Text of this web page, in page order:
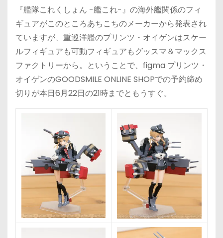
『艦隊これくしょん -艦これ-』の海外艦関係のフィ
ギュアがこのところあちこちのメーカーから発表され
ていますが、重巡洋艦のプリンツ・オイゲンはスケー
ルフィギュアも可動フィギュアもグッスマ＆マックス
ファクトリーから。ということで、figma プリンツ・
オイゲンのGOODSMILE ONLINE SHOPでの予約締め
切りが本日6月22日の21時までともうすぐ。